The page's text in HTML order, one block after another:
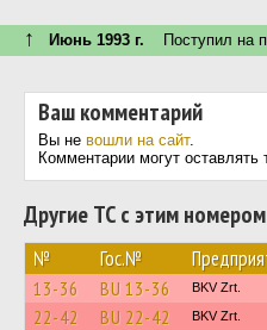
↑ Июнь 1993 г. Поступил на
Ваш комментарий
Вы не вошли на сайт.
Комментарии могут оставлять
Другие ТС с этим
№ Гос.№
13-36 BU 13-36 BKV Zrt.
22-42 BU 22-42 BKV Zrt.